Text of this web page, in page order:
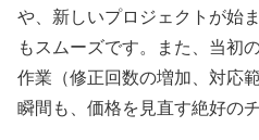
や、新しいプロジェクトが始
もスムーズです。また、当初
作業（修正回数の増加、対応
瞬間も、価格を見直す絶好の